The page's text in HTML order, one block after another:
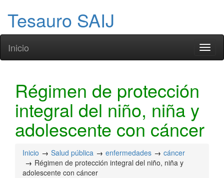
Tesauro SAIJ
Inicio
Régimen de protección
integral del niño, niña y
adolescente con cáncer
Inicio Salud pública enfermedades
cáncer
Régimen de protección integral del niño, niña y
adolescente con cáncer